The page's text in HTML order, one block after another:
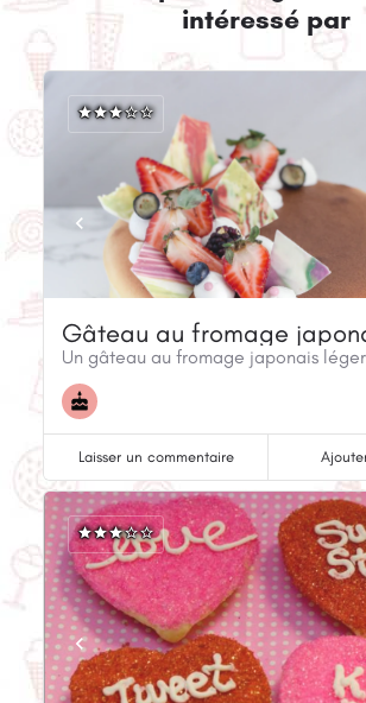
intéressé par
Gâteau au fromage
Laisser un commentaire